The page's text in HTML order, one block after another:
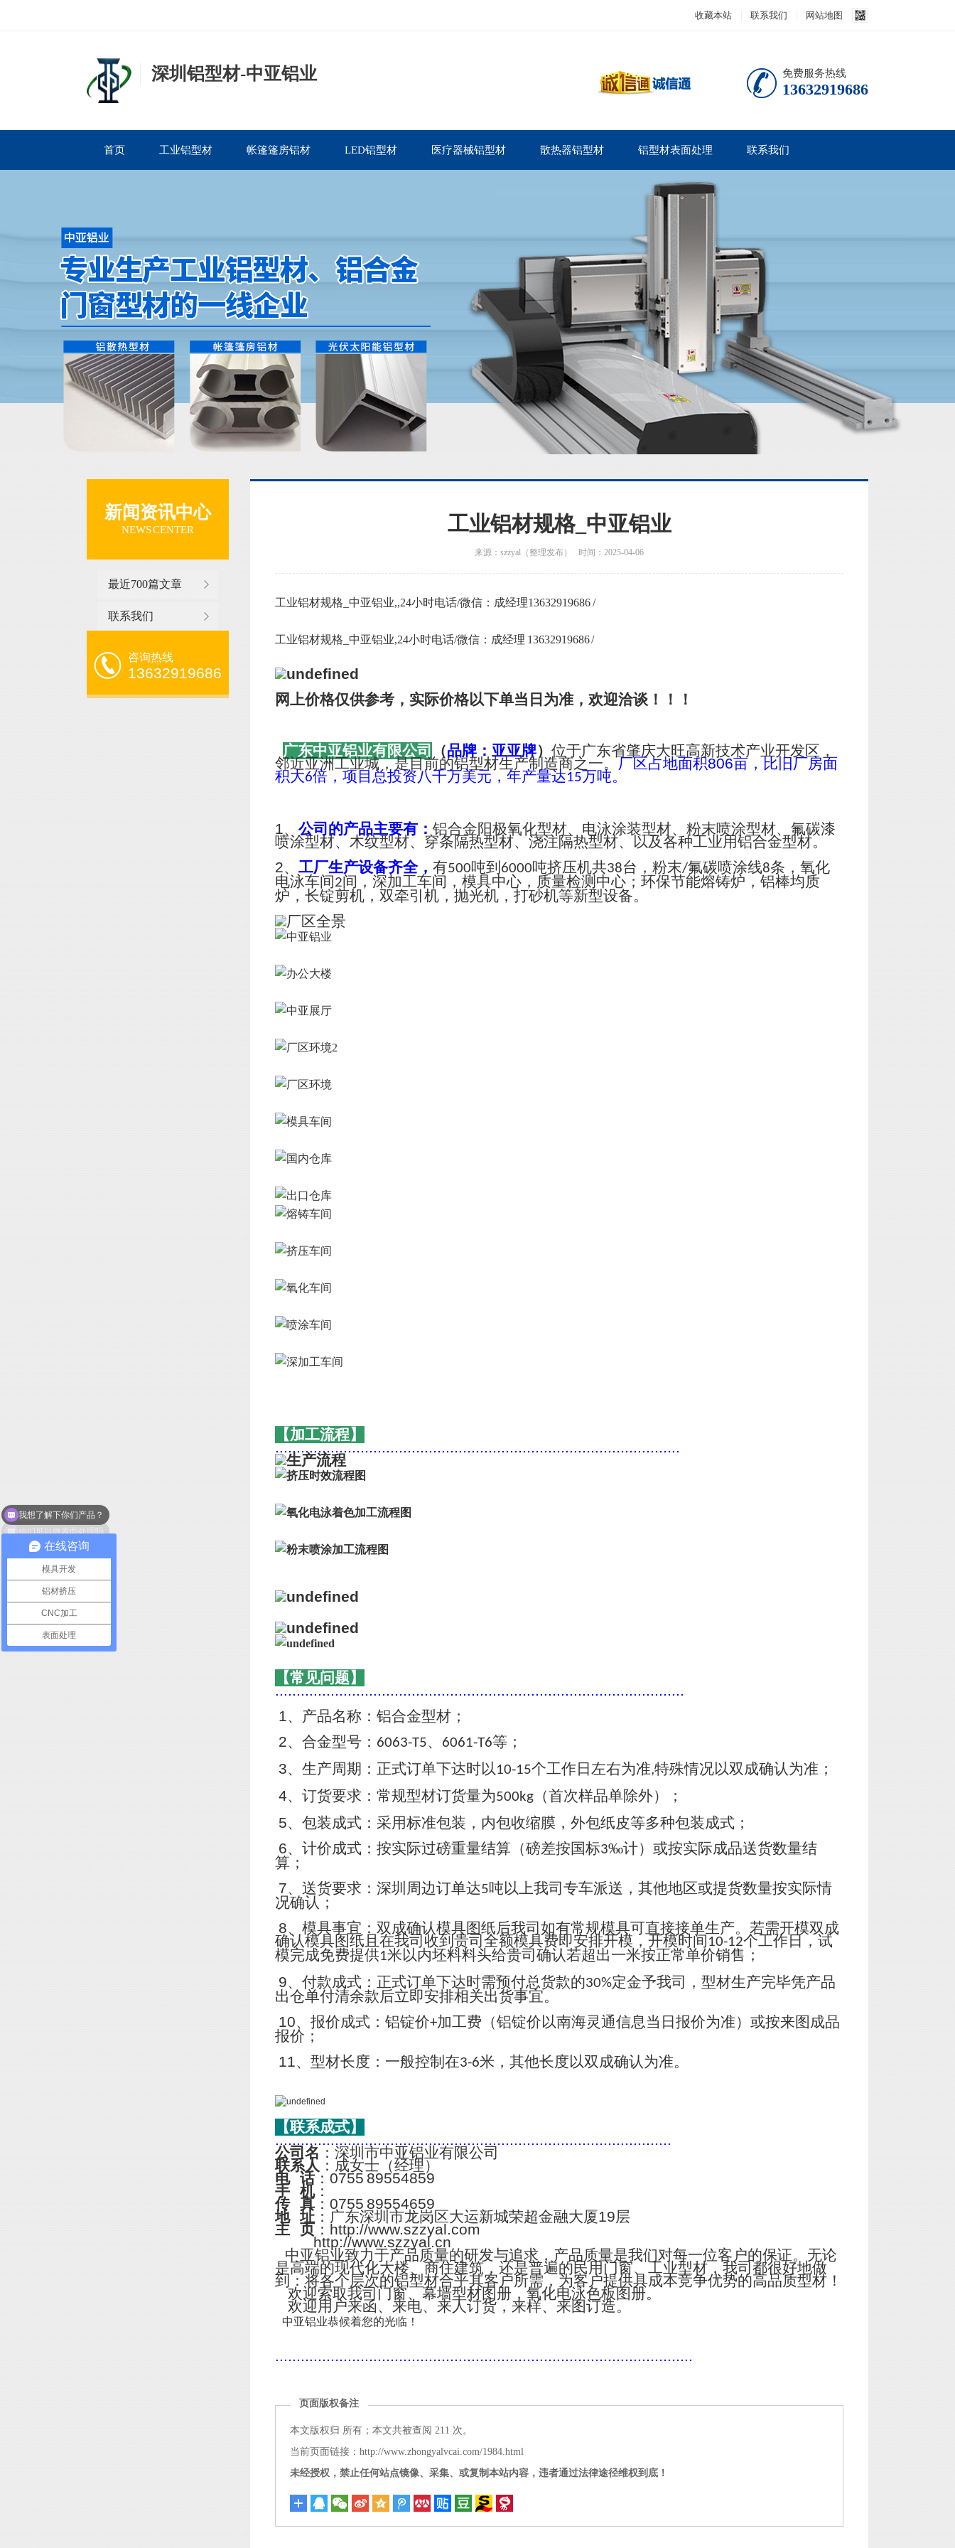
收藏本站 联系我们 网站地图
深圳铝型材-中亚铝业 免费服务热线
13632919686
首页 工业铝型材 帐篷篷房铝材 LED铝型材 医疗器械铝型材 散热器铝型材 铝型材表面处理 联系我们
新闻资讯中心
NEWS CENTER
最近700篇文章
联系我们
咨询热线
13632919686
工业铝材规格_中亚铝业
来源：szzyal（整理发布） 时间：2025-04-06
工业铝材规格_中亚铝业,,24小时电话/微信：成经理13632919686 /
工业铝材规格_中亚铝业,24小时电话/微信：成经理 13632919686 /
网上价格仅供参考，实际价格以下单当日为准，欢迎洽谈！！！
广东中亚铝业有限公司 （品牌：亚亚牌） 位于广东省肇庆大旺高新技术产业开发区，
邻近亚洲工业城，是目前的铝型材生产制造商之一。厂区占地面积806亩，比旧厂房面
积大6倍，项目总投资八千万美元，年产量达15万吨。
1、 公司的产品主要有： 铝合金阳极氧化型材、电泳涂装型材、粉末喷涂型材、氟碳漆
喷涂型材、木纹型材、穿条隔热型材、浇注隔热型材、以及各种工业用铝合金型材。
2、 工厂生产设备齐全， 有500吨到 6000吨挤压机共38台，粉末/氟碳喷涂线8条，氧化
电泳车间2间，深加工车间，模具中心，质量检测中心；环保节能熔铸炉，铝棒均质
炉，长锭剪机，双牵引机，抛光机，打砂机等新型设备。
【加工流程】
...............................................................................................
【常见问题】
................................................................................................
1、产品名称：铝合金型材；
2、合金型号： 6063-T5、 6061-T6等；
3、生产周期：正式订单下达时以10-15个工作日左右为准,特殊情况以双成确认为准；
4、订货要求：常规型材订货量为500kg（首次样品单除外）；
5、包装成式：采用标准包装，内包收缩膜，外包纸皮等多种包装成式；
6、计价成式：按实际过磅重量结算（磅差按国标3‰计）或按实际成品送货数量结
算；
7、送货要求：深圳周边订单达5吨以上我司专车派送，其他地区或提货数量按实际情
况确认；
8、模具事宜：双成确认模具图纸后我司如有常规模具可直接接单生产。若需开模双成
确认模具图纸且在我司收到贵司全额模具费即安排开模，开模时间10-12个工作日，试
模完成免费提供1米以内坯料料头给贵司确认若超出一米按正常单价销售；
9、付款成式：正式订单下达时需预付总货款的30%定金予我司，型材生产完毕凭产品
出仓单付清余款后立即安排相关出货事宜。
10、报价成式：铝锭价+加工费（铝锭价以南海灵通信息当日报价为准）或按来图成品
报价；
11、型材长度：一般控制在3-6米，其他长度以双成确认为准。
【联系成式】
.............................................................................................
公司名 ：深圳市中亚铝业有限公司
联系人 ：成女士（经理）
电 话：0755 89554859
手 机：
传 真：0755 89554659
地 址：广东深圳市龙岗区大运新城荣超金融大厦19层
主 页：http://www.szzyal.com
http://www.szzyal.cn
中亚铝业致力于产品质量的研发与追求，产品质量是我们对每一位客户的保证。无论
是高端的现代化大楼、商住建筑，还是普遍的民用门窗、工业型材，我司都很好地做
到：将各个层次的铝型材合乎其客户所需，为客户提供具成本竞争优势的高品质型材！
欢迎索取我司门窗、幕墙型材图册，氧化电泳色板图册。
欢迎用户来函、来电、来人订货，来样、来图订造。
中亚铝业恭候着您的光临！
..................................................................................................
页面版权备注
本文版权归 所有；本文共被查阅 211 次。
当前页面链接：http://www.zhongyalvcai.com/1984.html
未经授权，禁止任何站点镜像、采集、或复制本站内容，违者通过法律途径维权到底！
在线咨询
模具开发
铝材挤压
CNC加工
表面处理
你们可以做表面处理吗